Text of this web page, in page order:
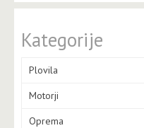
Kategorije
Plovila
Motorji
Oprema